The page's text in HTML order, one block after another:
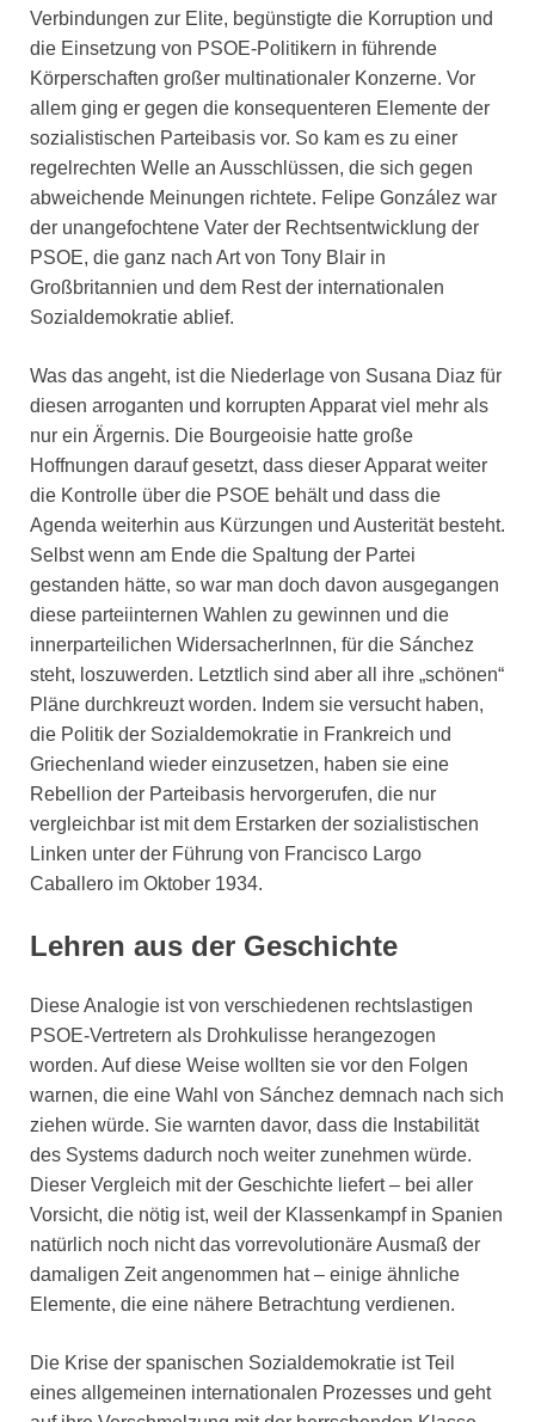
Verbindungen zur Elite, begünstigte die Korruption und
die Einsetzung von PSOE-Politikern in führende
Körperschaften großer multinationaler Konzerne. Vor
allem ging er gegen die konsequenteren Elemente der
sozialistischen Parteibasis vor. So kam es zu einer
regelrechten Welle an Ausschlüssen, die sich gegen
abweichende Meinungen richtete. Felipe González war
der unangefochtene Vater der Rechtsentwicklung der
PSOE, die ganz nach Art von Tony Blair in
Großbritannien und dem Rest der internationalen
Sozialdemokratie ablief.
Was das angeht, ist die Niederlage von Susana Diaz für
diesen arroganten und korrupten Apparat viel mehr als
nur ein Ärgernis. Die Bourgeoisie hatte große
Hoffnungen darauf gesetzt, dass dieser Apparat weiter
die Kontrolle über die PSOE behält und dass die
Agenda weiterhin aus Kürzungen und Austerität besteht.
Selbst wenn am Ende die Spaltung der Partei
gestanden hätte, so war man doch davon ausgegangen
diese parteiinternen Wahlen zu gewinnen und die
innerparteilichen WidersacherInnen, für die Sánchez
steht, loszuwerden. Letztlich sind aber all ihre „schönen“
Pläne durchkreuzt worden. Indem sie versucht haben,
die Politik der Sozialdemokratie in Frankreich und
Griechenland wieder einzusetzen, haben sie eine
Rebellion der Parteibasis hervorgerufen, die nur
vergleichbar ist mit dem Erstarken der sozialistischen
Linken unter der Führung von Francisco Largo
Caballero im Oktober 1934.
Lehren aus der Geschichte
Diese Analogie ist von verschiedenen rechtslastigen
PSOE-Vertretern als Drohkulisse herangezogen
worden. Auf diese Weise wollten sie vor den Folgen
warnen, die eine Wahl von Sánchez demnach nach sich
ziehen würde. Sie warnten davor, dass die Instabilität
des Systems dadurch noch weiter zunehmen würde.
Dieser Vergleich mit der Geschichte liefert – bei aller
Vorsicht, die nötig ist, weil der Klassenkampf in Spanien
natürlich noch nicht das vorrevolutionäre Ausmaß der
damaligen Zeit angenommen hat – einige ähnliche
Elemente, die eine nähere Betrachtung verdienen.
Die Krise der spanischen Sozialdemokratie ist Teil
eines allgemeinen internationalen Prozesses und geht